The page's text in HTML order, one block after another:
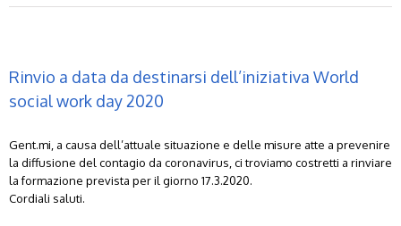
Rinvio a data da destinarsi dell’iniziativa World
social work day 2020
Gent.mi, a causa dell’attuale situazione e delle misure atte a prevenire
la diffusione del contagio da coronavirus, ci troviamo costretti a rinviare
la formazione prevista per il giorno 17.3.2020.
Cordiali saluti.